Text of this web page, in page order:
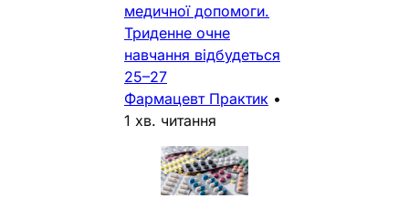
медичної допомоги.
Триденне очне
навчання відбудеться
25–27
Фармацевт Практик •
1 хв. читання